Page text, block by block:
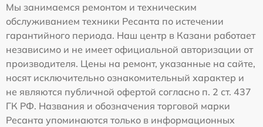
Мы занимаемся ремонтом и техническим
обслуживанием техники Ресанта по истечении
гарантийного периода. Наш центр в Казани работает
независимо и не имеет официальной авторизации от
производителя. Цены на ремонт, указанные на сайте,
носят исключительно ознакомительный характер и
не являются публичной офертой согласно п. 2 ст. 437
ГК РФ. Названия и обозначения торговой марки
Ресанта упоминаются только в информационных